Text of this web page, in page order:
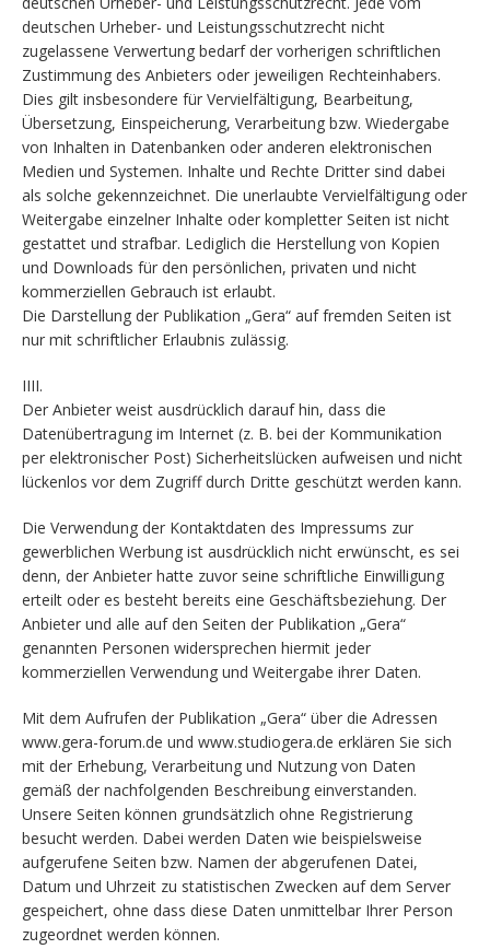
deutschen Urheber- und Leistungsschutzrecht nicht
zugelassene Verwertung bedarf der vorherigen schriftlichen
Zustimmung des Anbieters oder jeweiligen Rechteinhabers.
Dies gilt insbesondere für Vervielfältigung, Bearbeitung,
Übersetzung, Einspeicherung, Verarbeitung bzw. Wiedergabe
von Inhalten in Datenbanken oder anderen elektronischen
Medien und Systemen. Inhalte und Rechte Dritter sind dabei
als solche gekennzeichnet. Die unerlaubte Vervielfältigung oder
Weitergabe einzelner Inhalte oder kompletter Seiten ist nicht
gestattet und strafbar. Lediglich die Herstellung von Kopien
und Downloads für den persönlichen, privaten und nicht
kommerziellen Gebrauch ist erlaubt.
Die Darstellung der Publikation „Gera“ auf fremden Seiten ist
nur mit schriftlicher Erlaubnis zulässig.
IIII.
Der Anbieter weist ausdrücklich darauf hin, dass die
Datenübertragung im Internet (z. B. bei der Kommunikation
per elektronischer Post) Sicherheitslücken aufweisen und nicht
lückenlos vor dem Zugriff durch Dritte geschützt werden kann.
Die Verwendung der Kontaktdaten des Impressums zur
gewerblichen Werbung ist ausdrücklich nicht erwünscht, es sei
denn, der Anbieter hatte zuvor seine schriftliche Einwilligung
erteilt oder es besteht bereits eine Geschäftsbeziehung. Der
Anbieter und alle auf den Seiten der Publikation „Gera“
genannten Personen widersprechen hiermit jeder
kommerziellen Verwendung und Weitergabe ihrer Daten.
Mit dem Aufrufen der Publikation „Gera“ über die Adressen
www.gera-forum.de und www.studiogera.de erklären Sie sich
mit der Erhebung, Verarbeitung und Nutzung von Daten
gemäß der nachfolgenden Beschreibung einverstanden.
Unsere Seiten können grundsätzlich ohne Registrierung
besucht werden. Dabei werden Daten wie beispielsweise
aufgerufene Seiten bzw. Namen der abgerufenen Datei,
Datum und Uhrzeit zu statistischen Zwecken auf dem Server
gespeichert, ohne dass diese Daten unmittelbar Ihrer Person
zugeordnet werden können.